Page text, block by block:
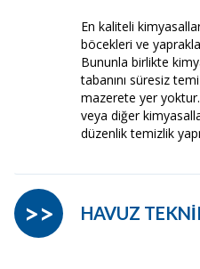
En kaliteli
böcekleri ve
Bununla birlikte
tabanını süresiz
mazerete yer
veya diğer
düzenlik temizlik
HAVUZ
>>